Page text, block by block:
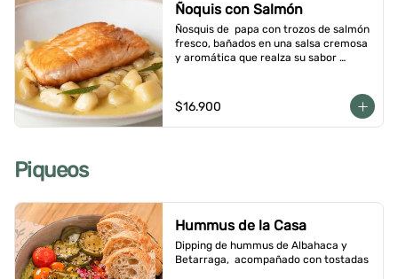
Ñoquis con Salmón
Ñosquis de  papa con trozos de salmón
fresco, bañados en una salsa cremosa
y aromática que realza su sabor
$16.900
Piqueos
Hummus de la Casa
Dipping de hummus de Albahaca y
Betarraga,  acompañado con tostadas